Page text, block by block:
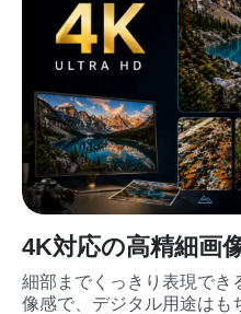
4K対応の高精細画
細部までくっきり表現でき
像感で、デジタル用途はも